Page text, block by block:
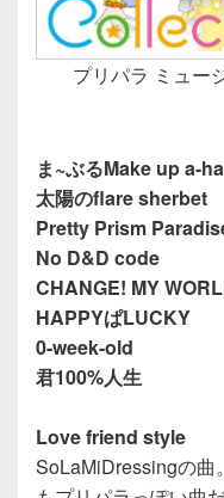
プリパラ ミュー
ま~ぶるMake up a-
太陽のflare sherbet
Pretty Prism
No D&D code
CHANGE! MY
HAPPYぱLUCKY
0-week-old
君100%人生
Love friend style
SoLaMiDressingの曲